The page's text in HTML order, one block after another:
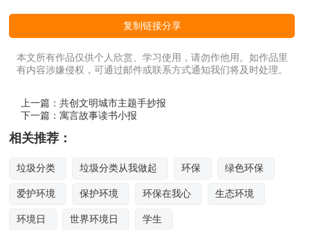
复制链接分享
本文所有作品仅供个人欣赏、学习使用，请勿作他用。如作品里
有内容涉嫌侵权，可通过邮件或联系方式通知我们将及时处理。
上一篇：共创文明城市主题手抄报
下一篇：寓言故事读书小报
相关推荐：
垃圾分类 垃圾分类从我做起 环保 绿色环保
爱护环境 保护环境 环保在我心 生态环境
环境日 世界环境日 学生